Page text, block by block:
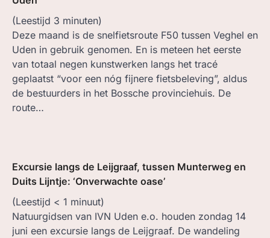
(Leestijd 3 minuten)
Deze maand is de snelfietsroute F50 tussen Veghel en
Uden in gebruik genomen. En is meteen het eerste
van totaal negen kunstwerken langs het tracé
geplaatst “voor een nóg fijnere fietsbeleving”, aldus
de bestuurders in het Bossche provinciehuis. De
route…
Excursie langs de Leijgraaf, tussen Munterweg en
Duits Lijntje: ‘Onverwachte oase’
(Leestijd < 1 minuut)
Natuurgidsen van IVN Uden e.o. houden zondag 14
juni een excursie langs de Leijgraaf. De wandeling